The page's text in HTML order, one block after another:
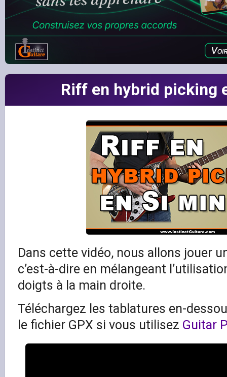
Riff en hybrid picking
Dans cette vidéo, nous allons jouer
c’est-à-dire en mélangeant
doigts à la main droite.
Téléchargez les tablatures en-
le fichier GPX si vous utilisez Guitar